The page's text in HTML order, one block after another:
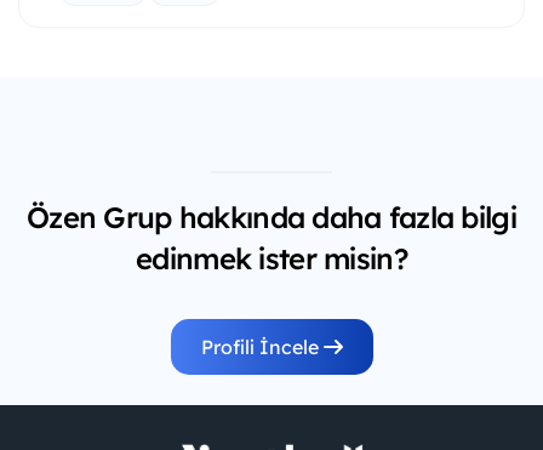
Özen Grup hakkında daha fazla bilgi
edinmek ister misin?
Profili İncele